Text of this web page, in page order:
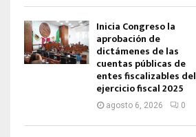
Inicia Congreso la
aprobación de
dictámenes de las
cuentas públicas de
entes fiscalizables del
ejercicio fiscal 2025
agosto 6, 2026 0